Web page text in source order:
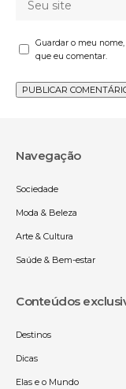
Guardar o meu
que eu comentar.
Navegação
Sociedade
Moda & Beleza
Arte & Cultura
Saúde & Bem-estar
Conteúdos
Destinos
Dicas
Elas e o Mundo